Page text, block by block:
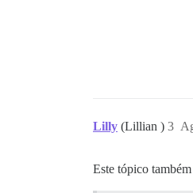
Lilly (Lillian ) 3
Este tópico